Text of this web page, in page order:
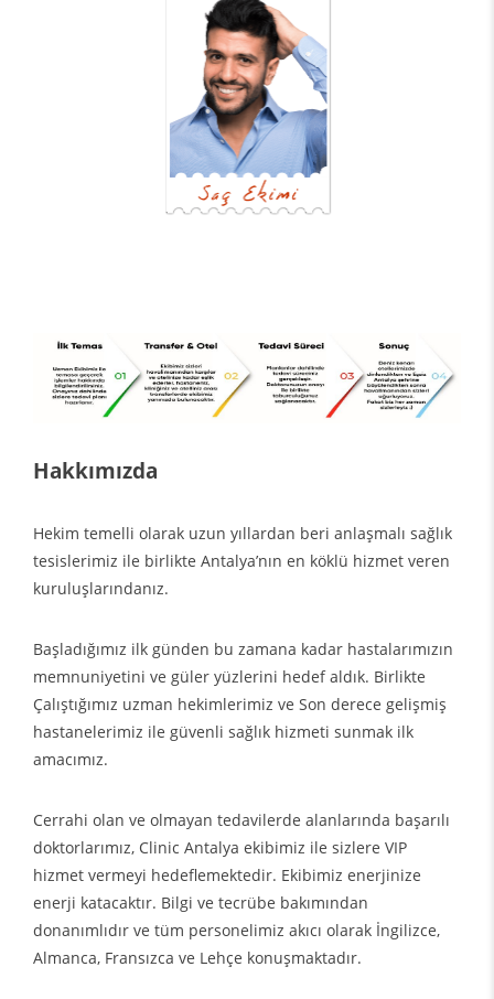
Hakkımızda
Hekim temelli olarak uzun yıllardan beri anlaşmalı sağlık
tesislerimiz ile birlikte Antalya’nın en köklü hizmet veren
kuruluşlarındanız.
Başladığımız ilk günden bu zamana kadar hastalarımızın
memnuniyetini ve güler yüzlerini hedef aldık. Birlikte
Çalıştığımız uzman hekimlerimiz ve Son derece gelişmiş
hastanelerimiz ile güvenli sağlık hizmeti sunmak ilk
amacımız.
Cerrahi olan ve olmayan tedavilerde alanlarında başarılı
doktorlarımız, Clinic Antalya ekibimiz ile sizlere VIP
hizmet vermeyi hedeflemektedir. Ekibimiz enerjinize
enerji katacaktır. Bilgi ve tecrübe bakımından
donanımlıdır ve tüm personelimiz akıcı olarak İngilizce,
Almanca, Fransızca ve Lehçe konuşmaktadır.